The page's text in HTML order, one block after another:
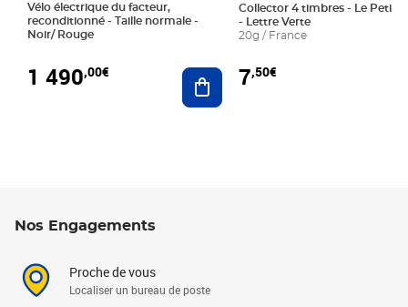
Vélo électrique du facteur,
reconditionné - Taille normale -
Noir/ Rouge
1 490,00€ Ajouter au panier
Collector 4 timbres - Le Petit
- Lettre Verte
20g / France
7,50€
Nos Engagements
Proche de vous
Localiser un bureau de poste